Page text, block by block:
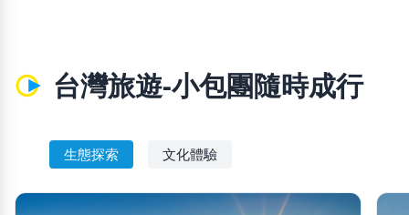
台灣旅遊-小包團隨時成行
生態探索 文化體驗